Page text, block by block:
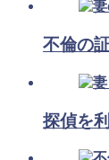
不倫の
探偵を